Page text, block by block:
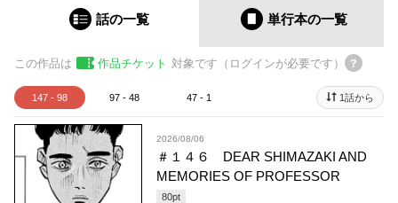
話の一覧 単行本の一覧
この作品は 作品チケット 対象です（ログインが必要です）
147 - 98 97 - 48 47 - 1 1話から
2026/08/06
＃１４６ DEAR SHIMAZAKI AND
MEMORIES OF PROFESSOR
80pt